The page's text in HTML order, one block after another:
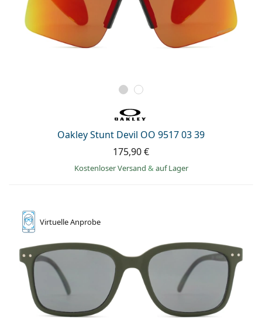
Oakley Stunt Devil OO 9517 03 39
175,90 €
Kostenloser Versand & auf Lager
VirtuelleAnprobe